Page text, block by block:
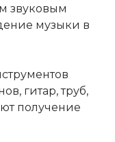
звуковым
музыки в
гитар, труб,
получение